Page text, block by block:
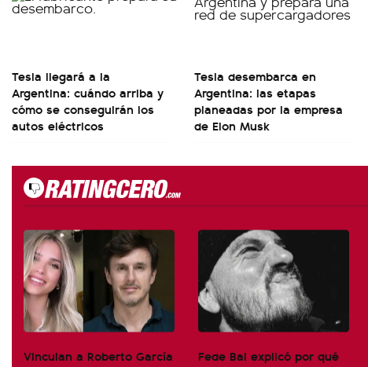
Tesla llegará a la
Argentina: cuándo arriba y
cómo se conseguirán los
autos eléctricos
Tesla desembarca en
Argentina: las etapas
planeadas por la empresa
de Elon Musk
Vinculan a Roberto García
Fede Bal explicó por qué